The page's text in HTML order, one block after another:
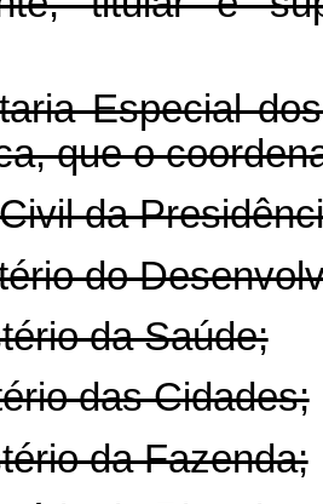
Especial
que o
da
do
da Saúde;
das Cidades;
da Fazenda;